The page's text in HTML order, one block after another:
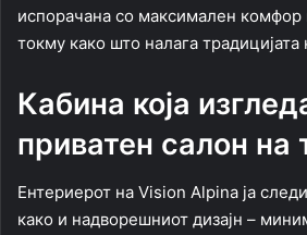
испорачана со максимален комфор
токму како што налага традицијата
Кабина која
приватен салон на
Ентериерот на Vision Alpina ја
како и надворешниот дизајн –